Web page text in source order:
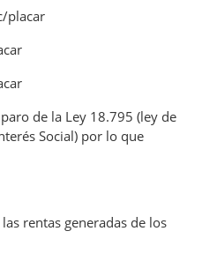
placar
de la Ley 18.795 (ley de
Social) por lo que
rentas generadas de los